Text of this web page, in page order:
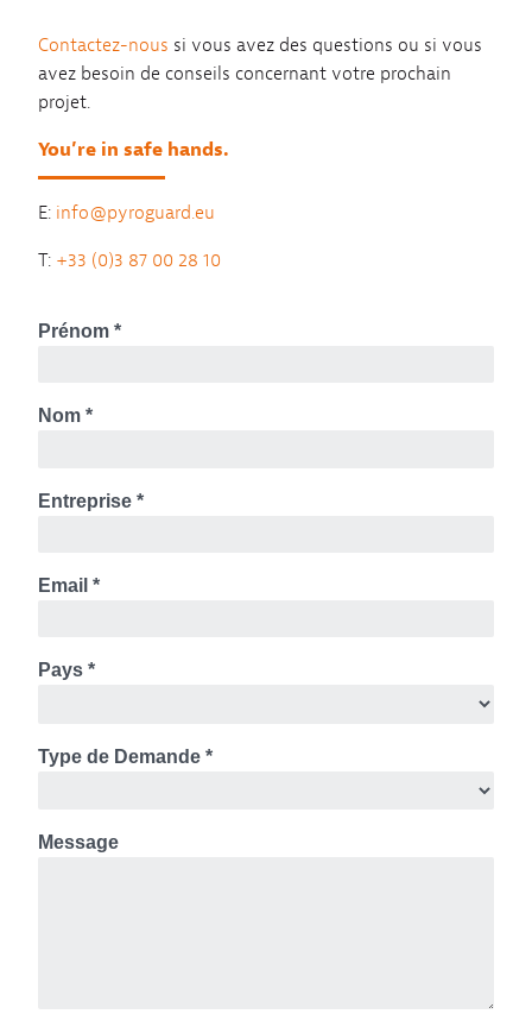
Contactez-nous si vous avez des questions ou si vous
avez besoin de conseils concernant votre prochain
projet.
You’re in safe hands.
E: info@pyroguard.eu
T: +33 (0)3 87 00 28 10